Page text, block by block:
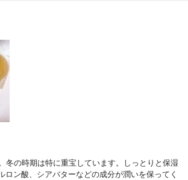
冬の時期は特に重宝しています。しっとりと保湿
ロン酸、シアバターなどの成分が潤いを保ってく